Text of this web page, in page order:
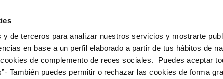
y de terceros para analizar nuestros servicios y mostrarte
en base a un perfil elaborado a partir de tus hábitos de
de complemento de redes sociales. Puedes aceptar
También puedes permitir o rechazar las cookies de forma
MODIFICACIÓN DE DATOS
Tu Servicio
AL CLIENTE
COMPROMISO DE SERVICIO
Tu Agua
CUIDADOS DEL AGUA
Conócenos